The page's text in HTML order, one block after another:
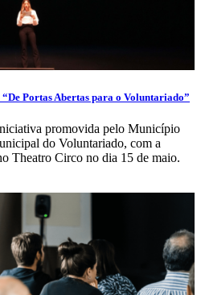
Portas Abertas para o Voluntariado”
promovida pelo Município
do Voluntariado, com a
Theatro Circo no dia 15 de maio.